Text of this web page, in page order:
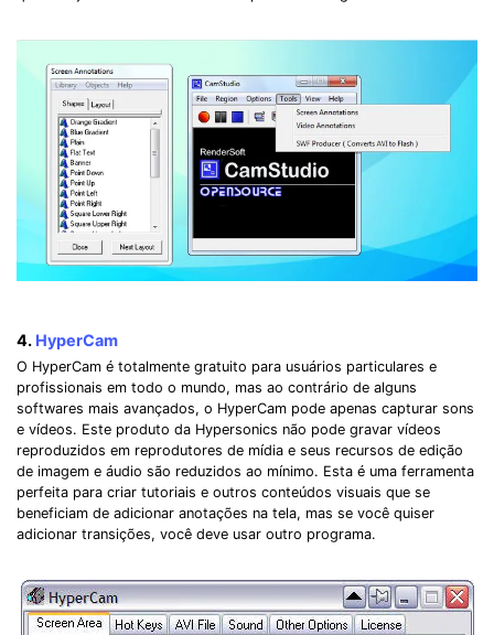
4. HyperCam
O HyperCam é totalmente gratuito para usuários particulares e
profissionais em todo o mundo, mas ao contrário de alguns
softwares mais avançados, o HyperCam pode apenas capturar sons
e vídeos. Este produto da Hypersonics não pode gravar vídeos
reproduzidos em reprodutores de mídia e seus recursos de edição
de imagem e áudio são reduzidos ao mínimo. Esta é uma ferramenta
perfeita para criar tutoriais e outros conteúdos visuais que se
beneficiam de adicionar anotações na tela, mas se você quiser
adicionar transições, você deve usar outro programa.